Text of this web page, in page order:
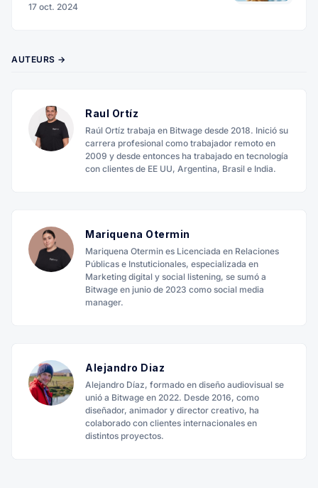
17 oct. 2024
AUTEURS →
Raul Ortíz
Raúl Ortíz trabaja en Bitwage desde 2018. Inició su
carrera profesional como trabajador remoto en
2009 y desde entonces ha trabajado en tecnología
con clientes de EE UU, Argentina, Brasil e India.
Mariquena Otermin
Mariquena Otermin es Licenciada en Relaciones
Públicas e Instuticionales, especializada en
Marketing digital y social listening, se sumó a
Bitwage en junio de 2023 como social media
manager.
Alejandro Diaz
Alejandro Díaz, formado en diseño audiovisual se
unió a Bitwage en 2022. Desde 2016, como
diseñador, animador y director creativo, ha
colaborado con clientes internacionales en
distintos proyectos.